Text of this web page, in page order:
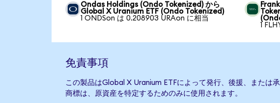
Ondas Holdings (Ondo Tokenized) から
Global X Uranium ETF (Ondo Tokenized)
1 ONDSon は 0.208903 URAon に相当
1
免責事項
この製品はGlobal X Uranium ETFによって発行、後援、または
商標は、原資産を特定するためのみに使用されます。